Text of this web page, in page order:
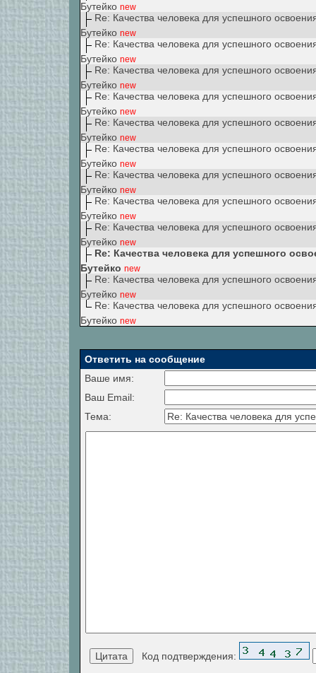
Бутейко new
Re: Качества человека для успешного
Бутейко new
Re: Качества человека для успешного
Бутейко new
Re: Качества человека для успешного
Бутейко new
Re: Качества человека для успешного
Бутейко new
Re: Качества человека для успешного
Бутейко new
Re: Качества человека для успешного
Бутейко new
Re: Качества человека для успешного
Бутейко new
Re: Качества человека для успешного
Бутейко new
Re: Качества человека для успешного
Бутейко new
Re: Качества человека для успешного
Бутейко new
Re: Качества человека для успешного
Бутейко new
Re: Качества человека для успешного
Бутейко new
Ответить на сообщение
Ваше имя:
Ваш Email:
Тема:
Код подтверждения: